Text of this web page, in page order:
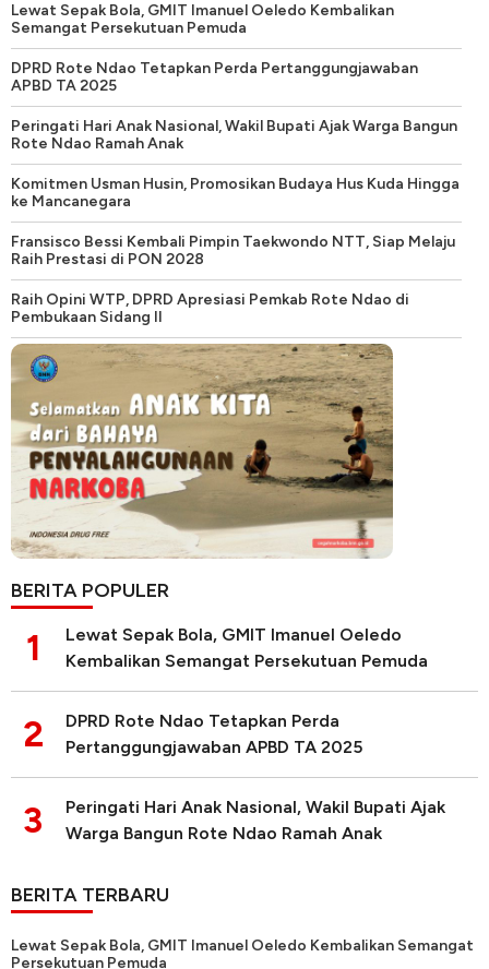
Lewat Sepak Bola, GMIT Imanuel Oeledo Kembalikan
Semangat Persekutuan Pemuda
DPRD Rote Ndao Tetapkan Perda Pertanggungjawaban
APBD TA 2025
Peringati Hari Anak Nasional, Wakil Bupati Ajak Warga Bangun
Rote Ndao Ramah Anak
Komitmen Usman Husin, Promosikan Budaya Hus Kuda Hingga
ke Mancanegara
Fransisco Bessi Kembali Pimpin Taekwondo NTT, Siap Melaju
Raih Prestasi di PON 2028
Raih Opini WTP, DPRD Apresiasi Pemkab Rote Ndao di
Pembukaan Sidang II
BERITA POPULER
1
Lewat Sepak Bola, GMIT Imanuel Oeledo
Kembalikan Semangat Persekutuan Pemuda
2
DPRD Rote Ndao Tetapkan Perda
Pertanggungjawaban APBD TA 2025
3
Peringati Hari Anak Nasional, Wakil Bupati Ajak
Warga Bangun Rote Ndao Ramah Anak
BERITA TERBARU
Lewat Sepak Bola, GMIT Imanuel Oeledo Kembalikan Semangat
Persekutuan Pemuda